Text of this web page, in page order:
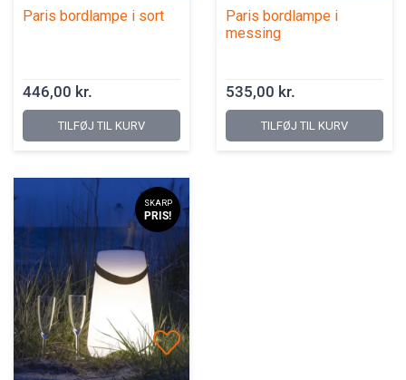
Paris bordlampe i sort
446,00 kr.
TILFØJ TIL KURV
Paris bordlampe i
messing
535,00 kr.
TILFØJ TIL KURV
SKARP
PRIS!